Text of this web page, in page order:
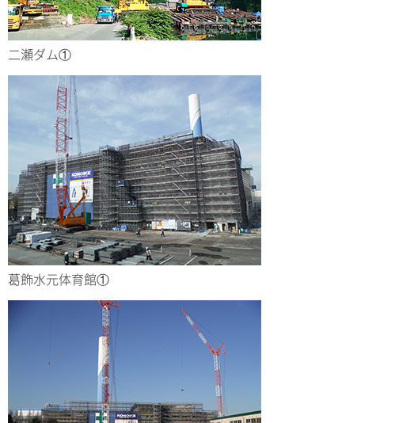
二瀬ダム①
葛飾水元体育館①